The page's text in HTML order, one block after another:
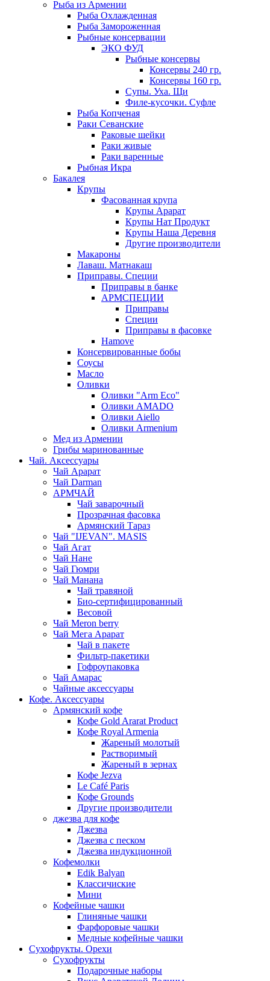
Рыба из Армении
Рыба Охлажденная
Рыба Замороженная
Рыбные консервации
ЭКО ФУД
Рыбные консервы
Консервы 240 гр.
Консервы 160 гр.
Супы. Уха. Щи
Филе-кусочки. Суфле
Рыба Копченая
Раки Севанские
Раковые шейки
Раки живые
Раки варенные
Рыбная Икра
Бакалея
Крупы
Фасованная крупа
Крупы Арарат
Крупы Нат Продукт
Крупы Наша Деревня
Другие производители
Макароны
Лаваш. Матнакаш
Приправы. Специи
Приправы в банке
АРМСПЕЦИИ
Приправы
Специи
Приправы в фасовке
Hamove
Консервированные бобы
Соусы
Масло
Оливки
Оливки "Arm Eco"
Оливки AMADO
Оливки Aiello
Оливки Armenium
Мед из Армении
Грибы маринованные
Чай. Аксессуары
Чай Арарат
Чай Darman
АРМЧАЙ
Чай заварочный
Прозрачная фасовка
Армянский Тараз
Чай "IJEVAN". MASIS
Чай Агат
Чай Нане
Чай Гюмри
Чай Манана
Чай травяной
Био-сертифицированный
Весовой
Чай Meron berry
Чай Мега Арарат
Чай в пакете
Фильтр-пакетики
Гофроупаковка
Чай Амарас
Чайные аксессуары
Кофе. Аксессуары
Армянский кофе
Кофе Gold Ararat Product
Кофе Royal Armenia
Жареный молотый
Растворимый
Жареный в зернах
Кофе Jezva
Le Café Paris
Кофе Grounds
Другие производители
джезва для кофе
Джезва
Джезва с песком
Джезва индукционной
Кофемолки
Edik Balyan
Классичиские
Мини
Кофейные чашки
Глиняные чашки
Фарфоровые чашки
Медные кофейные чашки
Сухофрукты. Орехи
Сухофрукты
Подарочные наборы